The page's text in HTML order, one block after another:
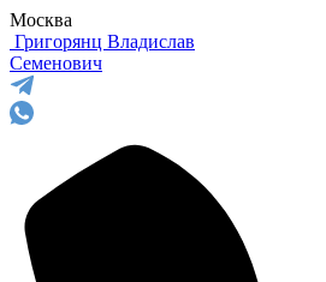
Москва
Григорянц Владислав
Семенович